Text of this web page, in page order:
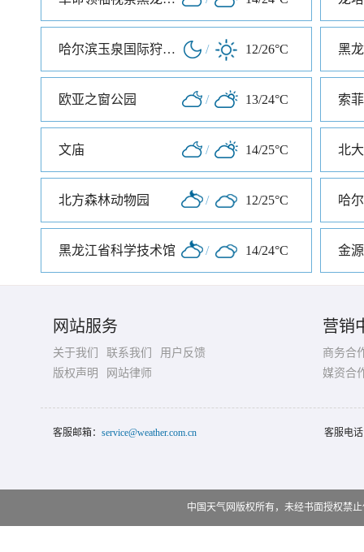
哈尔滨玉泉国际狩猎场 / 12/26°C 黑
欧亚之窗公园 / 13/24°C 索
文庙 / 14/25°C
北方森林动物园 / 12/25°C 哈
黑龙江省科学技术馆 / 14/24°C 金
网站服务
关于我们 联系我们
用户反馈
版权声明
网站律师
营销
商务合
媒资合
客服邮箱： service@weather.com.cn 客服电
中国天气网版权所有，未经书面授权